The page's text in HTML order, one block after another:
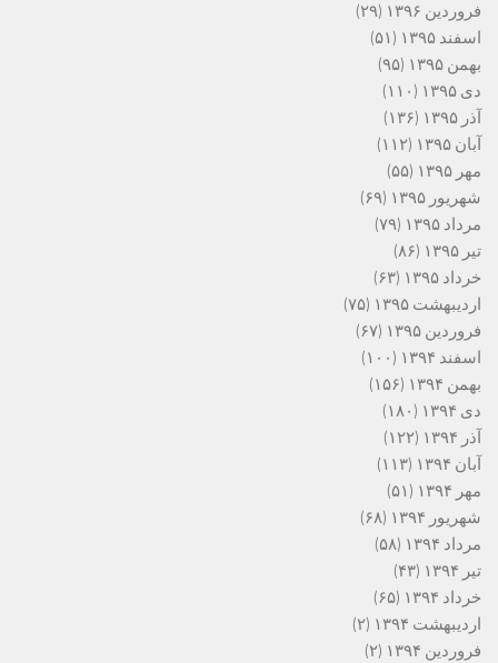
فروردین ۱۳۹۶
(۲۹)
اسفند ۱۳۹۵
(۵۱)
بهمن ۱۳۹۵
(۹۵)
دی ۱۳۹۵
(۱۱۰)
آذر ۱۳۹۵
(۱۳۶)
آبان ۱۳۹۵
(۱۱۲)
مهر ۱۳۹۵
(۵۵)
شهریور ۱۳۹۵
(۶۹)
مرداد ۱۳۹۵
(۷۹)
تیر ۱۳۹۵
(۸۶)
خرداد ۱۳۹۵
(۶۳)
اردیبهشت ۱۳۹۵
(۷۵)
فروردین ۱۳۹۵
(۶۷)
اسفند ۱۳۹۴
(۱۰۰)
بهمن ۱۳۹۴
(۱۵۶)
دی ۱۳۹۴
(۱۸۰)
آذر ۱۳۹۴
(۱۲۲)
آبان ۱۳۹۴
(۱۱۳)
مهر ۱۳۹۴
(۵۱)
شهریور ۱۳۹۴
(۶۸)
مرداد ۱۳۹۴
(۵۸)
تیر ۱۳۹۴
(۴۳)
خرداد ۱۳۹۴
(۶۵)
اردیبهشت ۱۳۹۴
(۲)
فروردین ۱۳۹۴
(۲)